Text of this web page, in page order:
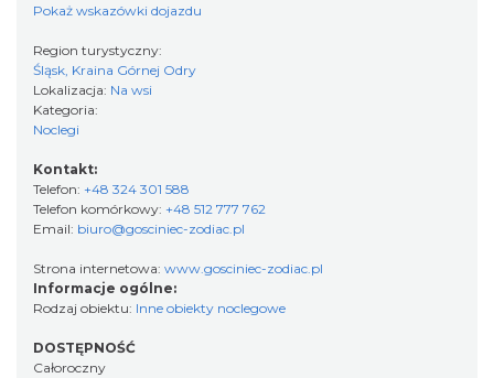
Pokaż wskazówki dojazdu
Region turystyczny:
Śląsk, Kraina Górnej Odry
Lokalizacja: Na wsi
Kategoria:
Noclegi
Kontakt:
Telefon: +48 324 301 588
Telefon komórkowy: +48 512 777 762
Email: biuro@gosciniec-zodiac.pl
Strona internetowa: www.gosciniec-zodiac.pl
Informacje ogólne:
Rodzaj obiektu: Inne obiekty noclegowe
DOSTĘPNOŚĆ
Całoroczny